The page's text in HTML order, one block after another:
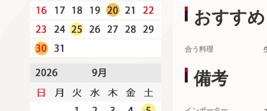
おすすめ
合う料理
備考